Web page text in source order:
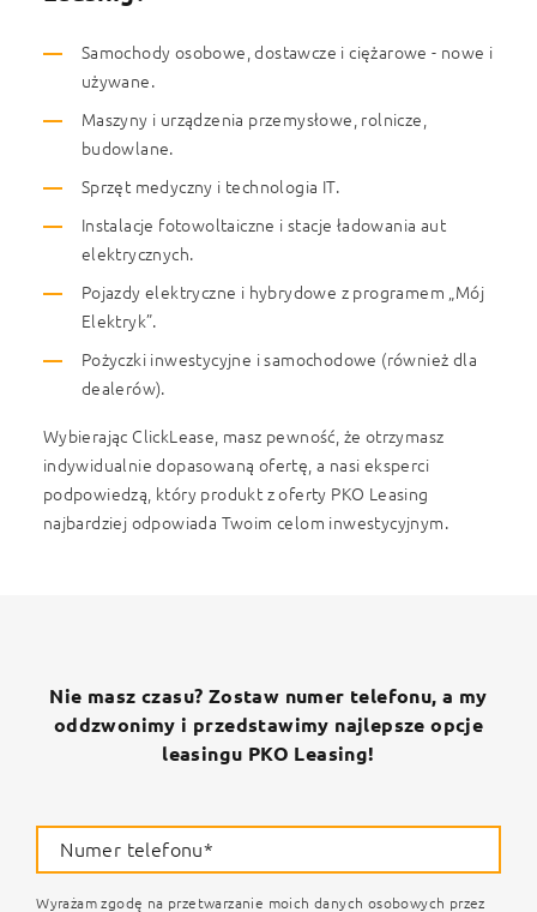
Samochody osobowe, dostawcze i ciężarowe - nowe i
używane.
Maszyny i urządzenia przemysłowe, rolnicze,
budowlane.
Sprzęt medyczny i technologia IT.
Instalacje fotowoltaiczne i stacje ładowania aut
elektrycznych.
Pojazdy elektryczne i hybrydowe z programem „Mój
Elektryk”.
Pożyczki inwestycyjne i samochodowe (również dla
dealerów).
Wybierając ClickLease, masz pewność, że otrzymasz
indywidualnie dopasowaną ofertę, a nasi eksperci
podpowiedzą, który produkt z oferty PKO Leasing
najbardziej odpowiada Twoim celom inwestycyjnym.
Nie masz czasu? Zostaw numer telefonu, a my
oddzwonimy i przedstawimy najlepsze opcje
leasingu PKO Leasing!
Numer telefonu*
Wyrażam zgodę na przetwarzanie moich danych osobowych przez